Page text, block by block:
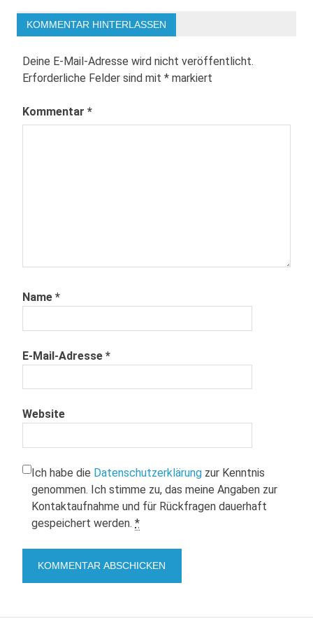
KOMMENTAR HINTERLASSEN
Deine E-Mail-Adresse wird nicht veröffentlicht.
Erforderliche Felder sind mit * markiert
Kommentar *
Name *
E-Mail-Adresse *
Website
Ich habe die Datenschutzerklärung zur Kenntnis
genommen. Ich stimme zu, das meine Angaben zur
Kontaktaufnahme und für Rückfragen dauerhaft
gespeichert werden. *